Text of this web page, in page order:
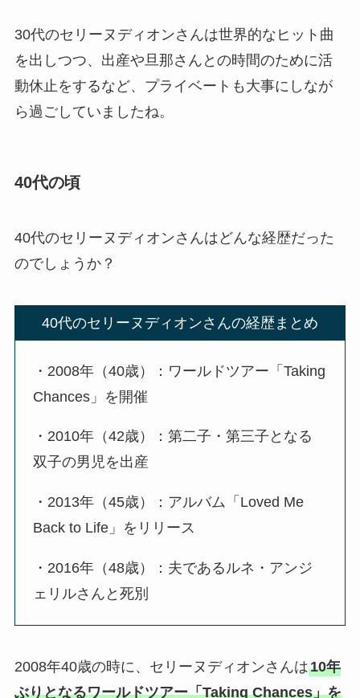
30代のセリーヌディオンさんは世界的なヒット曲
を出しつつ、出産や旦那さんとの時間のために活
動休止をするなど、プライベートも大事にしなが
ら過ごしていましたね。
40代の頃
40代のセリーヌディオンさんはどんな経歴だった
のでしょうか？
40代のセリーヌディオンさんの経歴まとめ
・2008年（40歳）：ワールドツアー「Taking
Chances」を開催
・2010年（42歳）：第二子・第三子となる
双子の男児を出産
・2013年（45歳）：アルバム「Loved Me
Back to Life」をリリース
・2016年（48歳）：夫であるルネ・アンジ
ェリルさんと死別
2008年40歳の時に、セリーヌディオンさんは10年
ぶりとなるワールドツアー「Taking Chances」を